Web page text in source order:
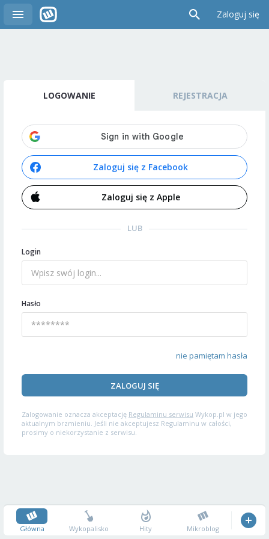
Zaloguj się
LOGOWANIE REJESTRACJA
Zaloguj się z Facebook
Zaloguj się z Apple
LUB
Login
Hasło
nie pamiętam hasła
ZALOGUJ SIĘ
Zalogowanie oznacza akceptację Regulaminu serwisu Wykop.pl w jego
aktualnym brzmieniu. Jeśli nie akceptujesz Regulaminu w całości,
prosimy o niekorzystanie z serwisu.
Główna Wykopalisko Hity Mikroblog